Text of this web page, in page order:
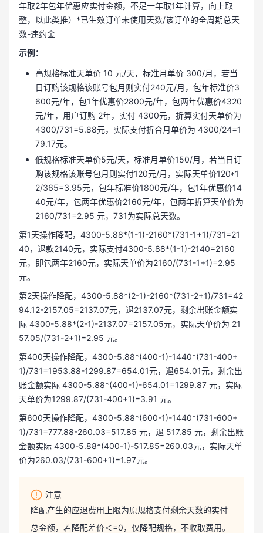
年取2年包年优惠应实付金额，不足一年取1年计算，向上取
整，以此类推）*已生效订单未使用天数/该订单的全周期总天
数-违约金
示例：
高规格标准天单价 10 元/天，标准月单价 300/月，若当
日订购该规格该账号包月则实付240元/月，包年标准价3
600元/年，包1年优惠价2800元/年，包两年优惠价4320
元/年，用户订购 2年，实付 4300元，折算实付天单价为
4300/731=5.88元，实际支付折合月单价为 4300/24=1
79.17元。
低规格标准天单价5元/天，标准月单价150/月，若当日订
购该规格该账号包月则实付120元/月，实际天单价120*1
2/365=3.95元，包年标准价1800元/年，包1年优惠价14
40元/年，包两年优惠价2160元/年，包两年折算天单价为
2160/731=2.95 元，731为实际总天数。
第1天操作降配，4300-5.88*(1-1)-2160*(731-1+1)/731=21
40，退款2140元，实际支付4300-5.88*(1-1)-2140=2160
元，即包两年2160元，实际天单价为2160/(731-1+1)=2.95
元。
第2天操作降配，4300-5.88*(2-1)-2160*(731-2+1)/731=42
94.12-2157.05=2137.07元，退2137.07元，剩余出账金额实
际 4300-5.88*(2-1)-2137.07=2157.05元，实际天单价为 21
57.05/(731-2+1)=2.95 元。
第400天操作降配，4300-5.88*(400-1)-1440*(731-400+
1)/731=1953.88-1299.87=654.01元，退654.01元，剩余出
账金额实际 4300-5.88*(400-1)-654.01=1299.87 元，实际
天单价为1299.87/(731-400+1)=3.91 元。
第600天操作降配，4300-5.88*(600-1)-1440*(731-600+
1)/731=777.88-260.03=517.85 元，退 517.85 元，剩余出账
金额实际 4300-5.88*(400-1)-517.85=260.03元，实际天单
价为260.03/(731-600+1)=1.97元。
注意
降配产生的应退费用上限为原规格支付剩余天数的实付
总金额，若降配差价＜=0，仅降配规格，不收取费用。